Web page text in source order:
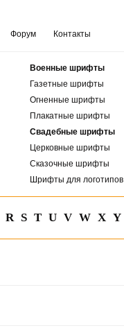
Форум Контакты
Военные шрифты
Газетные шрифты
Огненные шрифты
Плакатные шрифты
Свадебные шрифты
Церковные шрифты
Сказочные шрифты
Шрифты для логотипов
R S T U V W X Y